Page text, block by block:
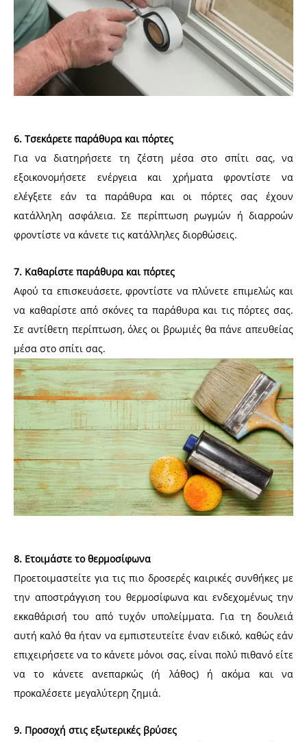
6. Τσεκάρετε παράθυρα και πόρτες
Για να διατηρήσετε τη ζέστη μέσα στο σπίτι σας, να
εξοικονομήσετε ενέργεια και χρήματα φροντίστε να
ελέγξετε εάν τα παράθυρα και οι πόρτες σας έχουν
κατάλληλη ασφάλεια. Σε περίπτωση ρωγμών ή διαρροών
φροντίστε να κάνετε τις κατάλληλες διορθώσεις.
7. Καθαρίστε παράθυρα και πόρτες
Αφού τα επισκευάσετε, φροντίστε να πλύνετε επιμελώς και
να καθαρίστε από σκόνες τα παράθυρα και τις πόρτες σας.
Σε αντίθετη περίπτωση, όλες οι βρωμιές θα πάνε απευθείας
μέσα στο σπίτι σας.
8. Ετοιμάστε το θερμοσίφωνα
Προετοιμαστείτε για τις πιο δροσερές καιρικές συνθήκες με
την αποστράγγιση του θερμοσίφωνα και ενδεχομένως την
εκκαθάρισή του από τυχόν υπολείμματα. Για τη δουλειά
αυτή καλό θα ήταν να εμπιστευτείτε έναν ειδικό, καθώς εάν
επιχειρήσετε να το κάνετε μόνοι σας, είναι πολύ πιθανό είτε
να το κάνετε ανεπαρκώς (ή λάθος) ή ακόμα και να
προκαλέσετε μεγαλύτερη ζημιά.
9. Προσοχή στις εξωτερικές βρύσες